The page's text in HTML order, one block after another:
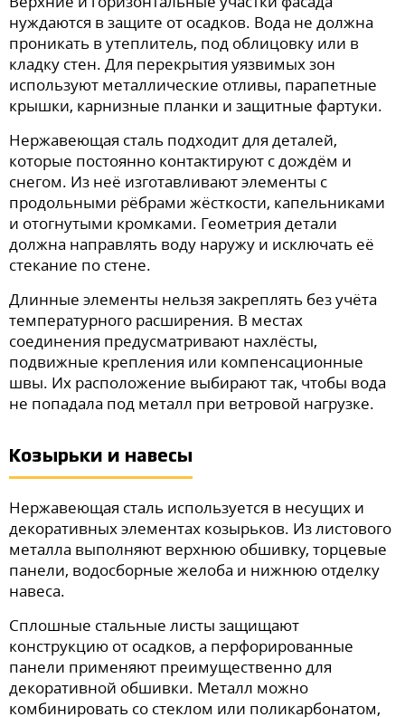
нуждаются в защите от осадков. Вода не должна
проникать в утеплитель, под облицовку или в
кладку стен. Для перекрытия уязвимых зон
используют металлические отливы, парапетные
крышки, карнизные планки и защитные фартуки.
Нержавеющая сталь подходит для деталей,
которые постоянно контактируют с дождём и
снегом. Из неё изготавливают элементы с
продольными рёбрами жёсткости, капельниками
и отогнутыми кромками. Геометрия детали
должна направлять воду наружу и исключать её
стекание по стене.
Длинные элементы нельзя закреплять без учёта
температурного расширения. В местах
соединения предусматривают нахлёсты,
подвижные крепления или компенсационные
швы. Их расположение выбирают так, чтобы вода
не попадала под металл при ветровой нагрузке.
Козырьки и навесы
Нержавеющая сталь используется в несущих и
декоративных элементах козырьков. Из листового
металла выполняют верхнюю обшивку, торцевые
панели, водосборные желоба и нижнюю отделку
навеса.
Сплошные стальные листы защищают
конструкцию от осадков, а перфорированные
панели применяют преимущественно для
декоративной обшивки. Металл можно
комбинировать со стеклом или поликарбонатом,